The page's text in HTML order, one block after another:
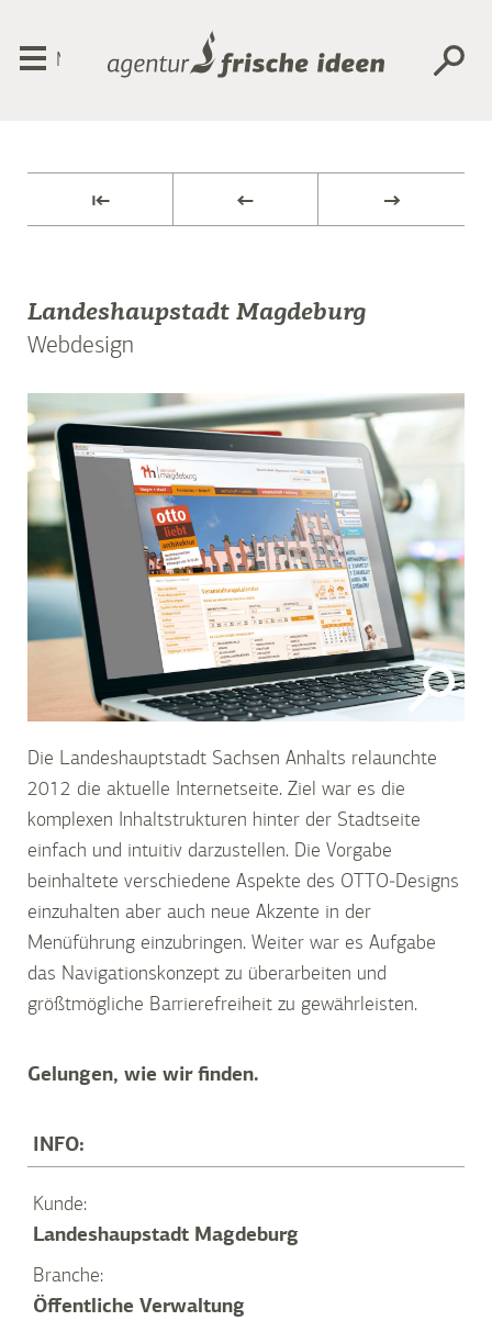
Menü
⇤ ← →
Landeshaupstadt Magdeburg
Webdesign
Die Landeshauptstadt Sachsen Anhalts relaunchte
2012 die aktuelle Internetseite. Ziel war es die
komplexen Inhaltstrukturen hinter der Stadtseite
einfach und intuitiv darzustellen. Die Vorgabe
beinhaltete verschiedene Aspekte des OTTO-Designs
einzuhalten aber auch neue Akzente in der
Menüführung einzubringen. Weiter war es Aufgabe
das Navigationskonzept zu überarbeiten und
größtmögliche Barrierefreiheit zu gewährleisten.
Gelungen, wie wir finden.
INFO:
Kunde:
Landeshaupstadt Magdeburg
Branche:
Öffentliche Verwaltung